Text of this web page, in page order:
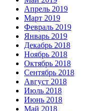
Апрель 2019
Март 2019
Февраль 2019
Январь 2019
Декабрь 2018
Ноябрь 2018
Октябрь 2018
Сентябрь 2018
Август 2018
Июль 2018
Июнь 2018
Май 2018